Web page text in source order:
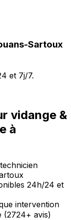
Sartoux
et 7j/7.
vidange &
à
24h/24 et
intervention
(2724+ avis)